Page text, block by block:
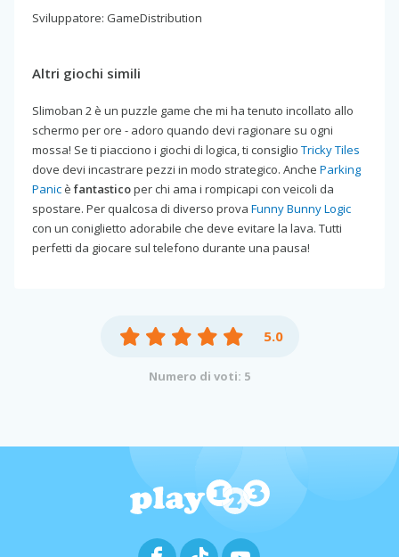
Sviluppatore: GameDistribution
Altri giochi simili
Slimoban 2 è un puzzle game che mi ha tenuto incollato allo
schermo per ore - adoro quando devi ragionare su ogni
mossa! Se ti piacciono i giochi di logica, ti consiglio Tricky Tiles
dove devi incastrare pezzi in modo strategico. Anche Parking
Panic è fantasticoper chi ama i rompicapi con veicoli da
spostare. Per qualcosa di diverso prova Funny Bunny Logic
con un coniglietto adorabile che deve evitare la lava. Tutti
perfetti da giocare sul telefono durante una pausa!
5.0
Numero di voti: 5